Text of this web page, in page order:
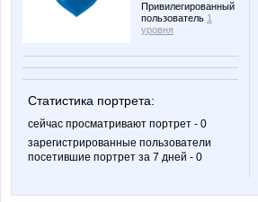
Привилегированный
пользователь 1
уровня
Статистика портрета:
сейчас просматривают портрет - 0
зарегистрированные пользователи
посетившие портрет за 7 дней - 0